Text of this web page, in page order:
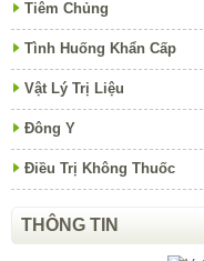
Tiêm Chủng
Tình Huống Khẩn Cấp
Vật Lý Trị Liệu
Đông Y
Điều Trị Không Thuốc
THÔNG TIN